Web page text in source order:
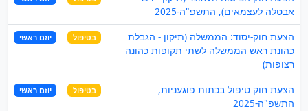
אבטלה לעצמאים), התשפ"ה-2025
הצעת חוק-יסוד: הממשלה (תיקון - הגבלת
כהונת ראש הממשלה לשתי תקופות כהונה
רצופות)
בטיפול יוזם ראשי
הצעת חוק טיפול בכתות פוגעניות,
התשפ"ה-2025
בטיפול יוזם ראשי